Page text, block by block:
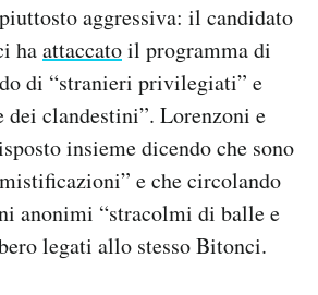
aggressiva: il candidato
haattaccatoil programma di
di “stranieri privilegiati” e
dei clandestini”. Lorenzoni e
insieme dicendo che sono
e che circolando
anonimi “stracolmi di balle e
legati allo stesso Bitonci.